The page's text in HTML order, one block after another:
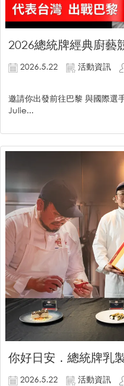
2026總統牌經典廚藝
2026.5.22 活動資訊
邀請你出發前往巴黎 與國際選
Julie...
你好日安．總統牌乳
2026.5.22 活動資訊